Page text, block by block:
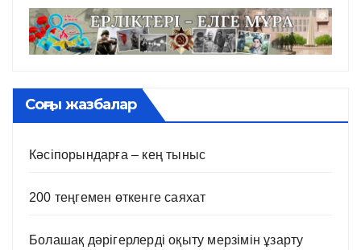
Соңғы жазбалар
Кәсіпорындарға – кең тыныс
200 теңгемен өткенге саяхат
Болашақ дәрігерлерді оқыту мерзімін ұзарту